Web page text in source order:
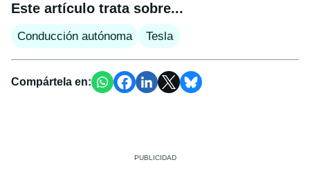
Este artículo trata sobre...
Conducción autónoma Tesla
Compártela en: